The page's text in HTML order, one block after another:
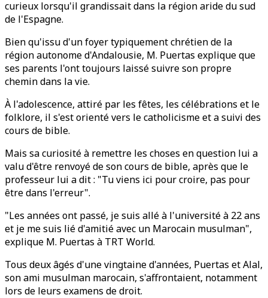
curieux lorsqu'il grandissait dans la région aride du sud
de l'Espagne.
Bien qu'issu d'un foyer typiquement chrétien de la
région autonome d'Andalousie, M. Puertas explique que
ses parents l'ont toujours laissé suivre son propre
chemin dans la vie.
À l'adolescence, attiré par les fêtes, les célébrations et le
folklore, il s'est orienté vers le catholicisme et a suivi des
cours de bible.
Mais sa curiosité à remettre les choses en question lui a
valu d'être renvoyé de son cours de bible, après que le
professeur lui a dit : "Tu viens ici pour croire, pas pour
être dans l'erreur".
"Les années ont passé, je suis allé à l'université à 22 ans
et je me suis lié d'amitié avec un Marocain musulman",
explique M. Puertas à TRT World.
Tous deux âgés d'une vingtaine d'années, Puertas et Alal,
son ami musulman marocain, s'affrontaient, notamment
lors de leurs examens de droit.